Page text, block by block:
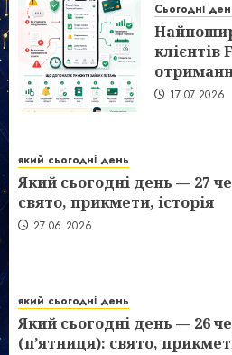
Сьогодні
клієнтів
17.07.2026
який сьогодні день
Який сьогодні день — 27
свято, прикмети, історія
27.06.2026
який сьогодні день
Який сьогодні день — 26
(п’ятниця): свято,